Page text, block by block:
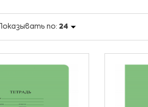
Показывать по: 24